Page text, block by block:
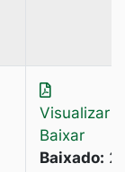
Visualizar
Baixar
Baixado: 2